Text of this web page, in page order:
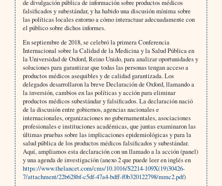
de divulgación pública de información sobre productos médicos
falsificados y subestándar, y ha habido una discusión mínima sobre
las políticas locales entorno a cómo interactuar adecuadamente con
el público sobre dichos informes.
En septiembre de 2018, se celebró la primera Conferencia
Internacional sobre la Calidad de la Medicina y la Salud Pública en
la Universidad de Oxford, Reino Unido, para analizar oportunidades y
soluciones para garantizar que todas las personas tengan acceso a
productos médicos asequibles y de calidad garantizada. Los
delegados desarrollaron la breve Declaración de Oxford, llamando a
la inversión, cambios en las políticas y acción para eliminar
productos médicos subestándar y falsificados. La declaración nació
de la discusión entre gobiernos, agencias nacionales e
internacionales, organizaciones no gubernamentales, asociaciones
profesionales e instituciones académicas, que juntas examinaron las
últimas pruebas sobre las implicaciones epidemiológicas y para la
salud pública de los productos médicos falsificados y subestándar.
Aquí, ampliamos esta declaración con un llamado a la acción (panel)
y una agenda de investigación (anexo 2 que puede leer en inglés en
https://www.thelancet.com/cms/10.1016/S2214-109X(19)30426-
7/attachment/22b628bf-c5df-47a4-bdff-f0b320122798/mmc2.pdf)